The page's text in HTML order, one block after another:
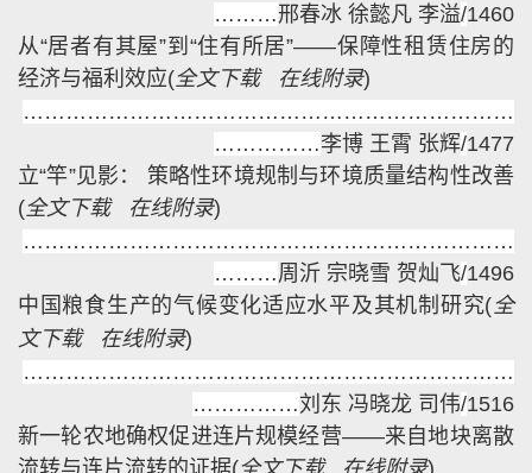
………邢春冰 徐懿凡 李溢/1460
从“居者有其屋”到“住有所居”——保障性租赁住房的
经济与福利效应(全文下载 在线附录)
……………………………………………………………
… …………李博 王霄 张辉/1477
立“竿”见影： 策略性环境规制与环境质量结构性改善
(全文下载 在线附录)
……………………………………………………………
………周沂 宗晓雪 贺灿飞/1496
中国粮食生产的气候变化适应水平及其机制研究(全
文下载
在线附录)
……………………………………………………………
… …………刘东 冯晓龙 司伟/1516
新一轮农地确权促进连片规模经营——来自地块离散
流转与连片流转的证据(全文下载 在线附录)